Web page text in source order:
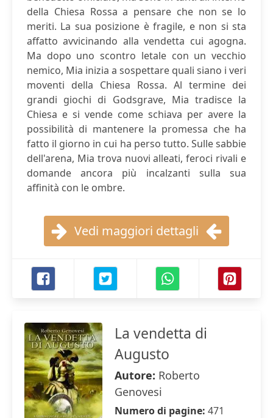
della Chiesa Rossa a pensare che non se lo
meriti. La sua posizione è fragile, e non si sta
affatto avvicinando alla vendetta cui agogna.
Ma dopo uno scontro letale con un vecchio
nemico, Mia inizia a sospettare quali siano i veri
moventi della Chiesa Rossa. Al termine dei
grandi giochi di Godsgrave, Mia tradisce la
Chiesa e si vende come schiava per avere la
possibilità di mantenere la promessa che ha
fatto il giorno in cui ha perso tutto. Sulle sabbie
dell'arena, Mia trova nuovi alleati, feroci rivali e
domande ancora più incalzanti sulla sua
affinità con le ombre.
Vedi maggiori dettagli
La vendetta di
Augusto
Autore: Roberto
Genovesi
Numero di pagine: 471